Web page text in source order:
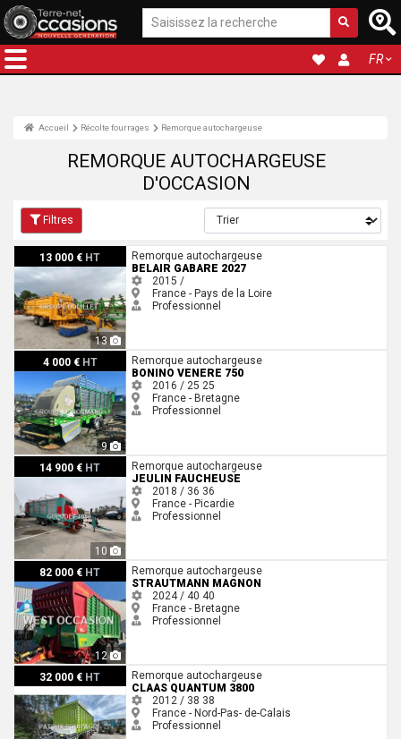
FR
Accueil Récolte fourrages Remorque autochargeuse
REMORQUE AUTOCHARGEUSE
D'OCCASION
Filtres
13 000 € HT
13
Belair GABARE 2027
Remorque autochargeuse
BELAIR GABARE 2027
2015 /
France - Pays de la Loire
Professionnel
4 000 € HT
9
Bonino VENERE 750
Remorque autochargeuse
BONINO VENERE 750
2016 / 25 25
France - Bretagne
Professionnel
14 900 € HT
10
Jeulin FAUCHEUSE
Remorque autochargeuse
JEULIN FAUCHEUSE
2018 / 36 36
France - Picardie
Professionnel
82 000 € HT
12
Strautmann MAGNON
Remorque autochargeuse
STRAUTMANN MAGNON
2024 / 40 40
France - Bretagne
Professionnel
32 000 € HT
Claas QUANTUM 3800
Remorque autochargeuse
CLAAS QUANTUM 3800
2012 / 38 38
France - Nord-Pas- de-Calais
Professionnel